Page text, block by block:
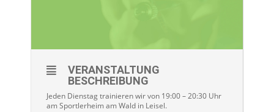
VERANSTALTUNG
BESCHREIBUNG
Jeden Dienstag trainieren wir von 19:00 – 20:30 Uhr
am Sportlerheim am Wald in Leisel.